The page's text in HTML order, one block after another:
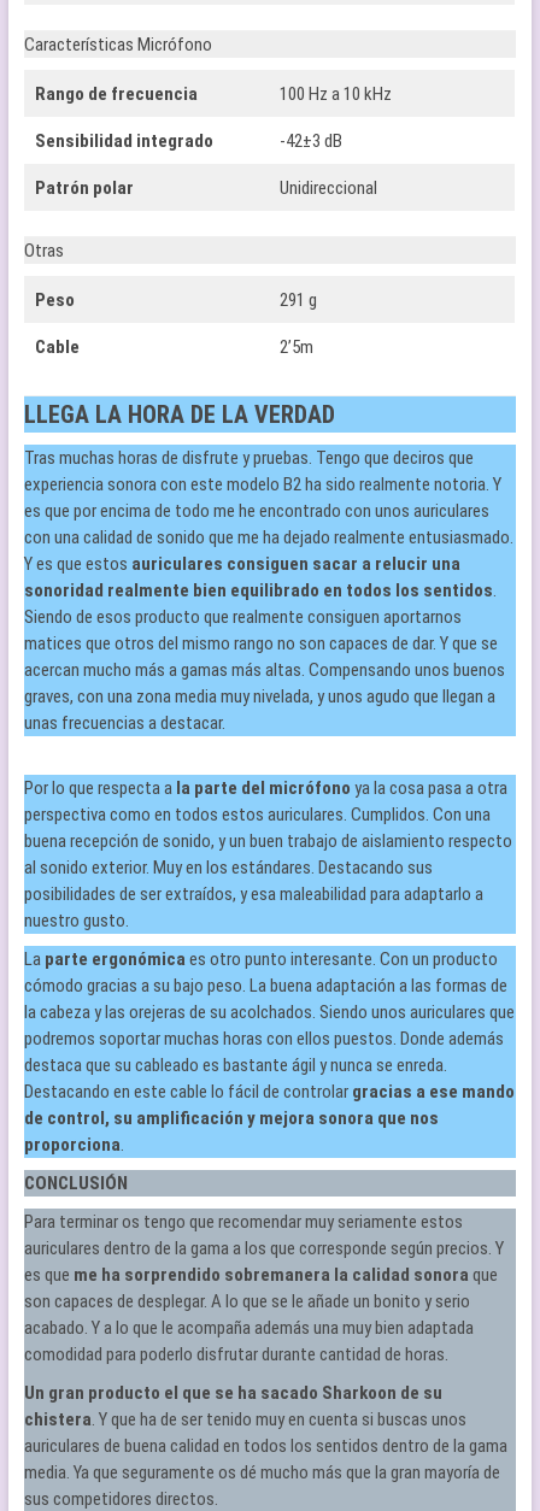
Características Micrófono
Rango de frecuencia 100 Hz a 10 kHz
Sensibilidad integrado -42±3 dB
Patrón polar Unidireccional
Otras
Peso 291 g
Cable 2’5m
LLEGA LA HORA DE LA VERDAD
Tras muchas horas de disfrute y pruebas. Tengo que deciros que
experiencia sonora con este modelo B2 ha sido realmente notoria. Y
es que por encima de todo me he encontrado con unos auriculares
con una calidad de sonido que me ha dejado realmente entusiasmado.
Y es que estos auriculares consiguen sacar a relucir una
sonoridad realmente bien equilibrado en todos los sentidos.
Siendo de esos producto que realmente consiguen aportarnos
matices que otros del mismo rango no son capaces de dar. Y que se
acercan mucho más a gamas más altas. Compensando unos buenos
graves, con una zona media muy nivelada, y unos agudo que llegan a
unas frecuencias a destacar.
Por lo que respecta a la parte del micrófono ya la cosa pasa a otra
perspectiva como en todos estos auriculares. Cumplidos. Con una
buena recepción de sonido, y un buen trabajo de aislamiento respecto
al sonido exterior. Muy en los estándares. Destacando sus
posibilidades de ser extraídos, y esa maleabilidad para adaptarlo a
nuestro gusto.
La parte ergonómicaes otro punto interesante. Con un producto
cómodo gracias a su bajo peso. La buena adaptación a las formas de
la cabeza y las orejeras de su acolchados. Siendo unos auriculares que
podremos soportar muchas horas con ellos puestos. Donde además
destaca que su cableado es bastante ágil y nunca se enreda.
Destacando en este cable lo fácil de controlar gracias a ese mando
de control, su amplificación y mejora sonora que nos
proporciona.
CONCLUSIÓN
Para terminar os tengo que recomendar muy seriamente estos
auriculares dentro de la gama a los que corresponde según precios. Y
es que me ha sorprendido sobremanera la calidad sonora que
son capaces de desplegar. A lo que se le añade un bonito y serio
acabado. Y a lo que le acompaña además una muy bien adaptada
comodidad para poderlo disfrutar durante cantidad de horas.
Un gran producto el que se ha sacado Sharkoon de su
chistera. Y que ha de ser tenido muy en cuenta si buscas unos
auriculares de buena calidad en todos los sentidos dentro de la gama
media. Ya que seguramente os dé mucho más que la gran mayoría de
sus competidores directos.